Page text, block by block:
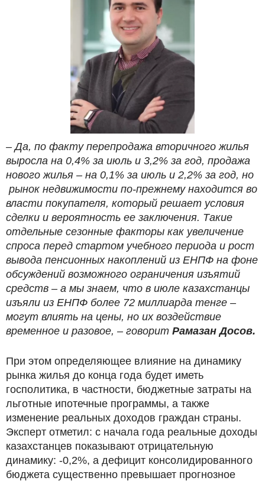
– Да, по факту перепродажа вторичного жилья
выросла на 0,4% за июль и 3,2% за год, продажа
нового жилья – на 0,1% за июль и 2,2% за год, но
рынок недвижимости по-прежнему находится во
власти покупателя, который решает условия
сделки и вероятность ее заключения. Такие
отдельные сезонные факторы как увеличение
спроса перед стартом учебного периода и рост
вывода пенсионных накоплений из ЕНПФ на фоне
обсуждений возможного ограничения изъятий
средств – а мы знаем, что в июле казахстанцы
изъяли из ЕНПФ более 72 миллиарда тенге –
могут влиять на цены, но их воздействие
временное и разовое, – говорит Рамазан Досов.
При этом определяющее влияние на динамику
рынка жилья до конца года будет иметь
госполитика, в частности, бюджетные затраты на
льготные ипотечные программы, а также
изменение реальных доходов граждан страны.
Эксперт отметил: с начала года реальные доходы
казахстанцев показывают отрицательную
динамику: -0,2%, а дефицит консолидированного
бюджета существенно превышает прогнозное